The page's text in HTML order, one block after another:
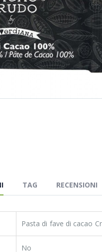
TAG RECENSIONI
Pasta di fave di cacao
No